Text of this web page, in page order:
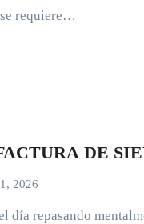
requiere…
DE
2026
día repasando